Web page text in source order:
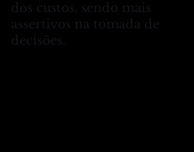
dos custos, sendo mais
assertivos na tomada de
decisões.